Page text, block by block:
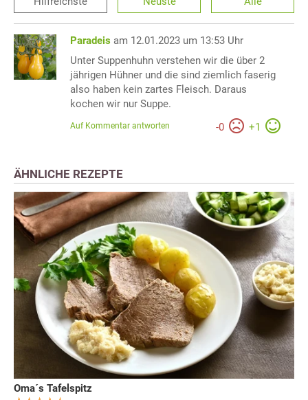
Paradeis am 12.01.2023 um 13:53 Uhr
Unter Suppenhuhn verstehen wir die über 2
jährigen Hühner und die sind ziemlich faserig
also haben kein zartes Fleisch. Daraus
kochen wir nur Suppe.
-0 +1
Auf Kommentar antworten
ÄHNLICHE REZEPTE
Oma´s Tafelspitz